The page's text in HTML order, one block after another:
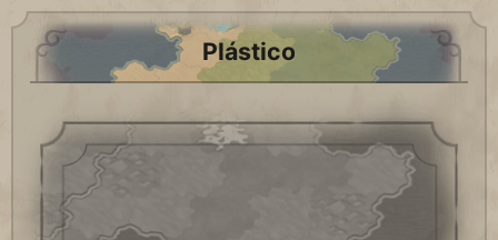
Plástico